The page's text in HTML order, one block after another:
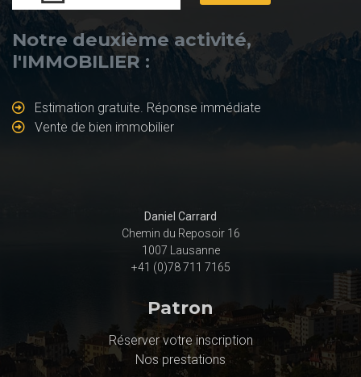
Notre deuxième activité,
l'IMMOBILIER :
Estimation gratuite. Réponse immédiate
Vente de bien immobilier
Patron
Réserver votre inscription
Nos prestations
Daniel Carrard
Chemin du Reposoir 16
1007 Lausanne
+41 (0)78 711 7165